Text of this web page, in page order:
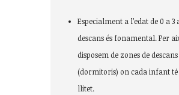
Especialment a l’edat de 0 a 3
descans és fonamental. Per
disposem de zones de descans
(dormitoris) on cada infant té
llitet.